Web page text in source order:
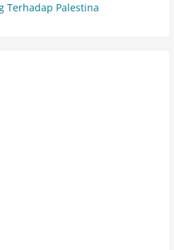
Terhadap Palestina